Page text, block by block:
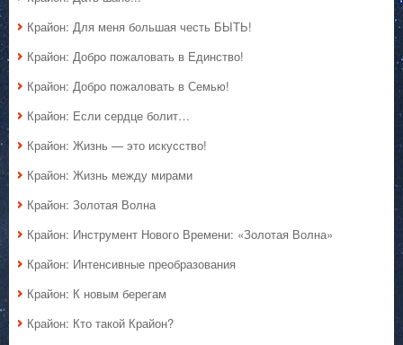
Крайон: Для меня большая честь БЫТЬ!
Крайон: Добро пожаловать в Единство!
Крайон: Добро пожаловать в Семью!
Крайон: Если сердце болит…
Крайон: Жизнь — это искусство!
Крайон: Жизнь между мирами
Крайон: Золотая Волна
Крайон: Инструмент Нового Времени: «Золотая Волна»
Крайон: Интенсивные преобразования
Крайон: К новым берегам
Крайон: Кто такой Крайон?